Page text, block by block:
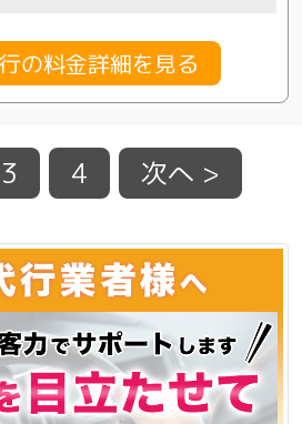
の料金詳細を見る
3 4 次へ >